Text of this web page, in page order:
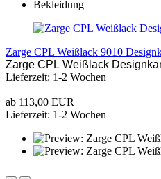
Zarge CPL Weißlack 9010
Zarge CPL Weißlack
Lieferzeit: 1-2 Wochen
ab 113,00 EUR
Lieferzeit: 1-2 Wochen